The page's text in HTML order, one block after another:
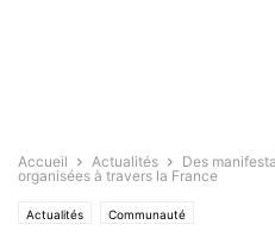
Accueil Actualités
Des
organisées à travers la France
Actualités Communauté